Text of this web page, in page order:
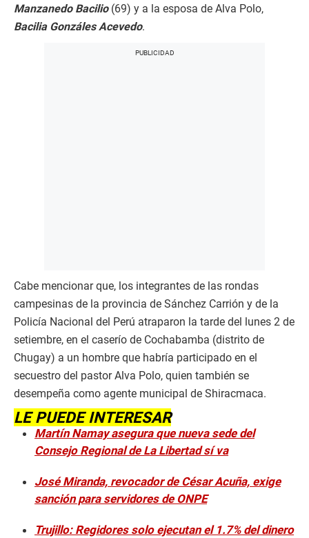
Manzanedo Bacilio(69) y a la esposa de Alva Polo,
Bacilia Gonzáles Acevedo.
Cabe mencionar que, los integrantes de las rondas
campesinas de la provincia de Sánchez Carrión y de la
Policía Nacional del Perú atraparon la tarde del lunes 2 de
setiembre, en el caserío de Cochabamba (distrito de
Chugay) a un hombre que habría participado en el
secuestro del pastor Alva Polo, quien también se
desempeña como agente municipal de Shiracmaca.
LE PUEDE INTERESAR
Martín Namay asegura que nueva sede del
Consejo Regional de La Libertad sí va
José Miranda, revocador de César Acuña, exige
sanción para servidores de ONPE
Trujillo: Regidores solo ejecutan el 1.7% del dinero